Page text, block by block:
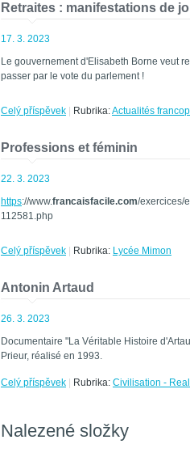
Retraites : manifestations de
17. 3. 2023
Le gouvernement d'Elisabeth Borne veut
passer par le vote du parlement !
Celý příspěvek Rubrika:Actualités
Professions et féminin
22. 3. 2023
https://www.francaisfacile.com/exercices/
112581.php
Celý příspěvek Rubrika: Lycée Mimon
Antonin Artaud
26. 3. 2023
Documentaire "La Véritable Histoire
Prieur, réalisé en 1993.
Celý příspěvek Rubrika: Civilisation -
Nalezené složky